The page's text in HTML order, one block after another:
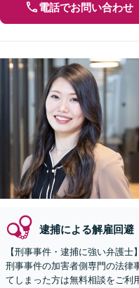
電話でお問い合わせ
逮捕による解雇回避
【刑事事件・逮捕に強い弁護士
刑事事件の加害者側専門の法律
てしまった方は無料相談をご利